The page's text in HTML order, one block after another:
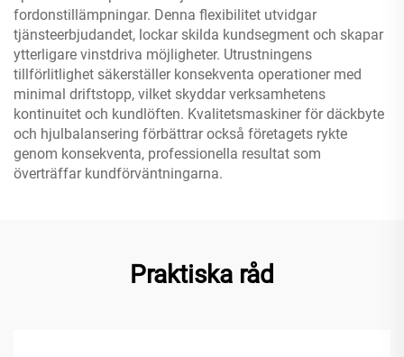
fordonstillämpningar. Denna flexibilitet utvidgar
tjänsteerbjudandet, lockar skilda kundsegment och skapar
ytterligare vinstdriva möjligheter. Utrustningens
tillförlitlighet säkerställer konsekventa operationer med
minimal driftstopp, vilket skyddar verksamhetens
kontinuitet och kundlöften. Kvalitetsmaskiner för däckbyte
och hjulbalansering förbättrar också företagets rykte
genom konsekventa, professionella resultat som
överträffar kundförväntningarna.
Praktiska råd